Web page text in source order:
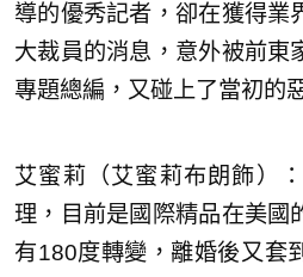
導的優秀記者，卻在獲得業
大裁員的消息，意外被前東
專題總編，又碰上了當初的
艾蜜莉（艾蜜莉布朗飾）
理，目前是國際精品在美國
有180度轉變，離婚後又套